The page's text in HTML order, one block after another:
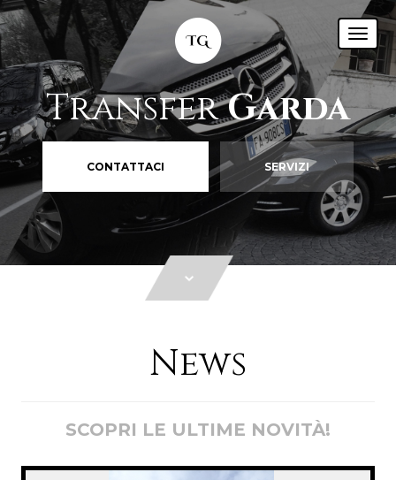
TransferGarda
CONTATTACI SERVIZI
News
SCOPRI LE ULTIME NOVITÀ!